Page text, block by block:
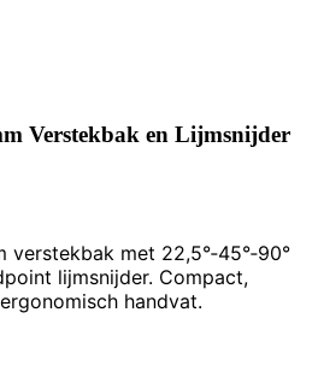
Verstekbak en Lijmsnijder
met 22,5°‑45°‑90°
lijmsnijder. Compact,
handvat.